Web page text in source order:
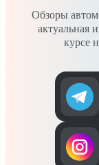
Обзоры
актуальная
курсе